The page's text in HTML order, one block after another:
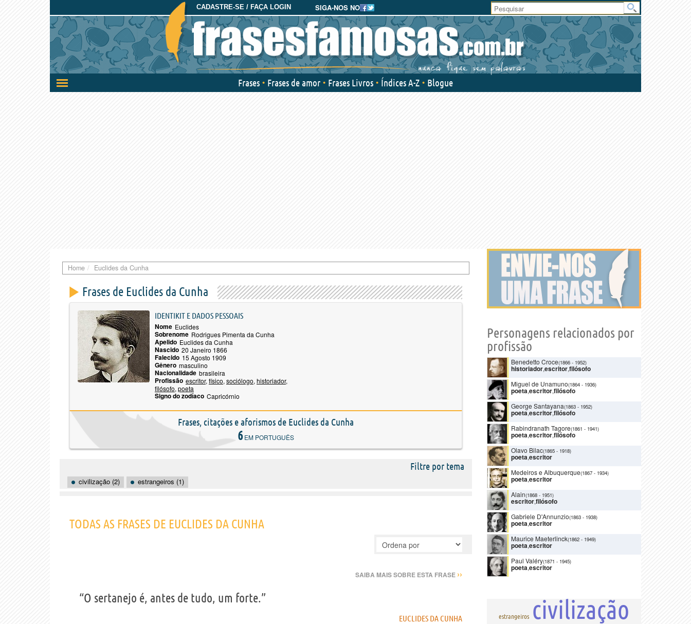
SIGA-NOS NO
CADASTRE-SE / FAÇA LOGIN
Ativar/desativar
a
Área
do
Usuário
Frases Frases de amor Frases Livros Índices A-Z Blogue
Home Euclides da Cunha
Frases de Euclides da Cunha
IDENTIKIT E DADOS PESSOAIS
Nome Euclides
Sobrenome Rodrigues Pimenta da Cunha
Apelido Euclides da Cunha
Nascido 20 Janeiro 1866
Falecido 15 Agosto 1909
Gênero masculino
Nacionalidade brasileira
Profissão escritor, físico, sociólogo, historiador,
filósofo, poeta
Signo do zodíaco Capricórnio
Frases, citações e aforismos de Euclides da Cunha
6EM PORTUGUÊS
Filtre por tema
civilização (2) estrangeiros (1)
TODAS AS FRASES DE EUCLIDES DA CUNHA
SAIBA MAIS SOBRE ESTA FRASE ››
“O sertanejo é, antes de tudo, um forte.”
EUCLIDES DA CUNHA
Personagens relacionados por
profissão
Benedetto Croce(1866 - 1952)
historiador,escritor,filósofo
Miguel de Unamuno(1864 - 1936)
poeta,escritor,filósofo
George Santayana(1863 - 1952)
poeta,escritor,filósofo
Rabindranath Tagore(1861 - 1941)
poeta,escritor,filósofo
Olavo Bilac(1865 - 1918)
poeta,escritor
Medeiros e Albuquerque(1867 - 1934)
poeta,escritor
Alain(1868 - 1951)
escritor,filósofo
Gabriele D'Annunzio(1863 - 1938)
poeta,escritor
Maurice Maeterlinck(1862 - 1949)
poeta,escritor
Paul Valéry(1871 - 1945)
poeta,escritor
estrangeiros civilização